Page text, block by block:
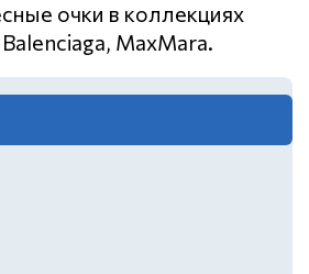
очки в коллекциях
MaxMara.